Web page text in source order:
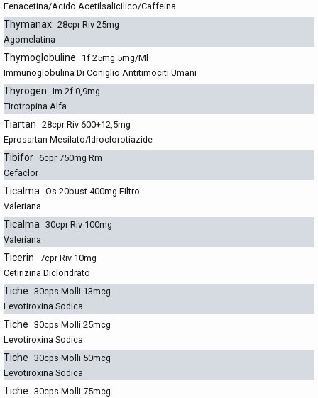
Fenacetina/Acido Acetilsalicilico/Caffeina
Thymanax 28cpr Riv 25mg
Agomelatina
Thymoglobuline
1f 25mg 5mg/Ml
Immunoglobulina Di Coniglio Antitimociti Umani
Thyrogen Im 2f 0,9mg
Tirotropina Alfa
Tiartan 28cpr Riv 600+12,5mg
Eprosartan Mesilato/Idroclorotiazide
Tibifor 6cpr 750mg Rm
Cefaclor
Ticalma Os 20bust 400mg Filtro
Valeriana
Ticalma 30cpr Riv 100mg
Valeriana
Ticerin
7cpr Riv 10mg
Cetirizina Dicloridrato
Tiche 30cps Molli 13mcg
Levotiroxina Sodica
Tiche 30cps Molli 25mcg
Levotiroxina Sodica
Tiche 30cps Molli 50mcg
Levotiroxina Sodica
Tiche 30cps Molli 75mcg